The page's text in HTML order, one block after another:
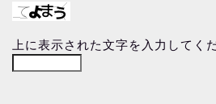
上に表示された文字を入力してく